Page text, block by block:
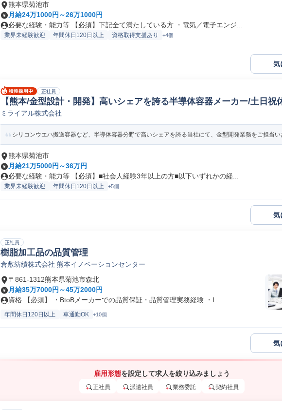
熊本県菊池市
月給24万1000円～26万1000円
必要な経験・能力等 【必須】下記全て満たしている方 ・電気／電子エンジ...
業界未経験歓迎 年間休日120日以上 資格取得支援あり +4個
気
正社員
【熊本/金型設計・開発】高いシェアを誇る半導体容器メーカー/土日祝
計
ミライアル株式会社
シリコンウエハ搬送容器など、半導体容器分野で高いシェアを誇る当社にて、金型開発業務をご担当い
熊本県菊池市
月給21万5000円～36万円
必要な経験・能力等 【必須】■社会人経験3年以上の方■以下いずれかの経...
業界未経験歓迎 年間休日120日以上 +5個
気
正社員
樹脂加工品の品質管理
倉敷紡績株式会社 熊本イノベーションセンター
〒861-1312熊本県菊池市森北
月給35万7000円～45万2000円
資格 【必須】 ・BtoBメーカーでの品質保証・品質管理実務経験 ・I...
年間休日120日以上 車通勤OK +10個
気
雇用形態を設定して求人を絞り込みましょう
正社員 派遣社員 業務委託 契約社員